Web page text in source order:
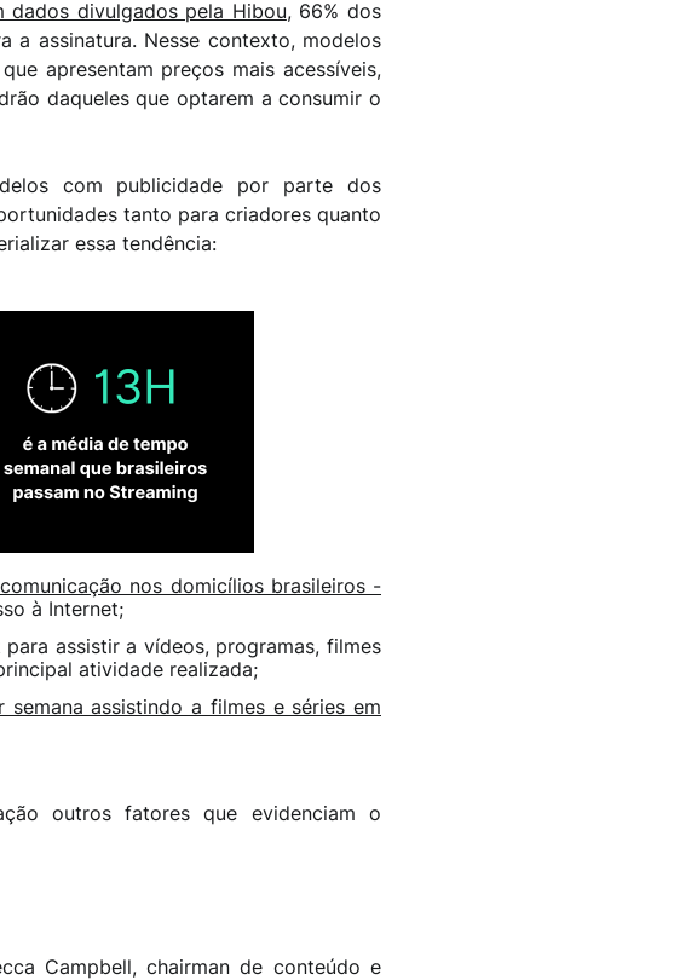
dados divulgados pela Hibou, 66% dos
a assinatura. Nesse contexto, modelos
apresentam preços mais acessíveis,
daqueles que optarem a consumir o
com publicidade por parte dos
tanto para criadores quanto
essa tendência:
nos domicílios brasileiros -
à Internet;
assistir a vídeos, programas, filmes
atividade realizada;
assistindo a filmes e séries em
outros fatores que evidenciam o
Campbell, chairman de conteúdo e